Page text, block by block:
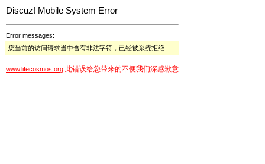
Discuz! Mobile System Error
Error messages:
您当前的访问请求当中含有非法字符，已经被系统拒绝
www.lifecosmos.org 此错误给您带来的不便我们深感歉意